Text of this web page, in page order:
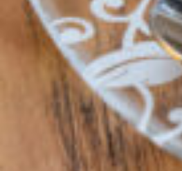
京都おやつクラブ
私と店のはなし
今月の京みやげ
京都の書店